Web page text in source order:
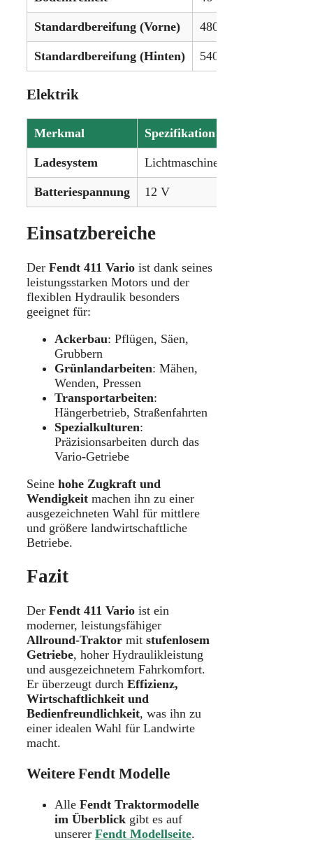
Standardbereifung (Vorne) 480/65R24
Standardbereifung (Hinten) 540/65R38
Elektrik
Merkmal Spezifikation
Ladesystem Lichtmaschine
Batteriespannung 12 V
Einsatzbereiche
Der Fendt 411 Vario ist dank seines
leistungsstarken Motors und der
flexiblen Hydraulik besonders
geeignet für:
Ackerbau: Pflügen, Säen,
Grubbern
Grünlandarbeiten: Mähen,
Wenden, Pressen
Transportarbeiten:
Hängerbetrieb, Straßenfahrten
Spezialkulturen:
Präzisionsarbeiten durch das
Vario-Getriebe
Seine hohe Zugkraft und
Wendigkeit machen ihn zu einer
ausgezeichneten Wahl für mittlere
und größere landwirtschaftliche
Betriebe.
Fazit
Der Fendt 411 Vario ist ein
moderner, leistungsfähiger
Allround-Traktor mit stufenlosem
Getriebe, hoher Hydraulikleistung
und ausgezeichnetem Fahrkomfort.
Er überzeugt durch Effizienz,
Wirtschaftlichkeit und
Bedienfreundlichkeit, was ihn zu
einer idealen Wahl für Landwirte
macht.
Weitere Fendt Modelle
Alle Fendt Traktormodelle
im Überblick gibt es auf
unserer Fendt Modellseite.